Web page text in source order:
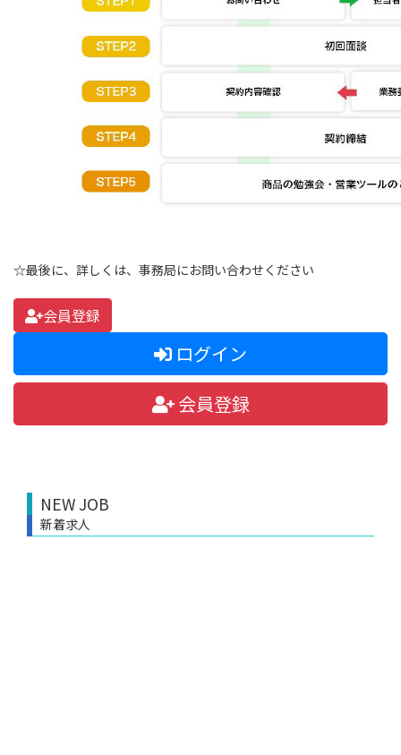
☆最後に、詳しくは、事務局にお問い合わせください
会員登録
ログイン
会員登録
NEW JOB
新着求人